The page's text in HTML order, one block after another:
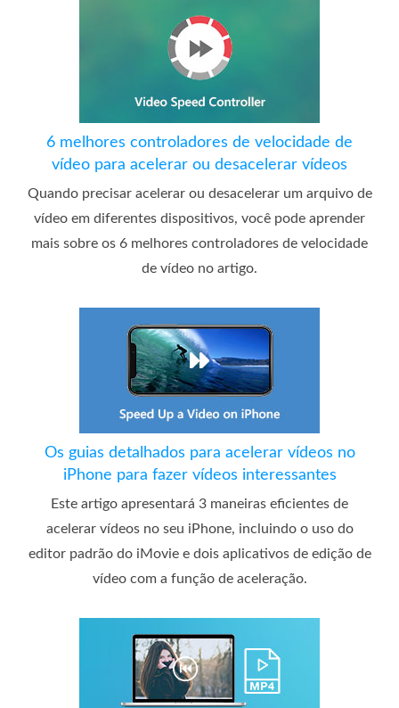
6 melhores controladores de velocidade de
vídeo para acelerar ou desacelerar vídeos
Quando precisar acelerar ou desacelerar um arquivo de
vídeo em diferentes dispositivos, você pode aprender
mais sobre os 6 melhores controladores de velocidade
de vídeo no artigo.
Os guias detalhados para acelerar vídeos no
iPhone para fazer vídeos interessantes
Este artigo apresentará 3 maneiras eficientes de
acelerar vídeos no seu iPhone, incluindo o uso do
editor padrão do iMovie e dois aplicativos de edição de
vídeo com a função de aceleração.